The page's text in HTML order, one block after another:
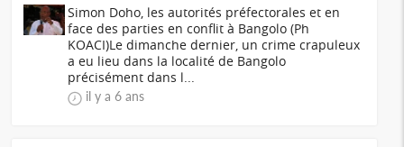
Simon Doho, les autorités préfectorales et en
face des parties en conflit à Bangolo (Ph
KOACI)Le dimanche dernier, un crime crapuleux
a eu lieu dans la localité de Bangolo
précisément dans l...
il y a 6 ans